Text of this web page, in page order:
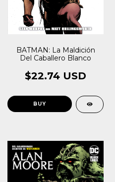
BATMAN: La Maldición
Del Caballero Blanco
$22.74 USD